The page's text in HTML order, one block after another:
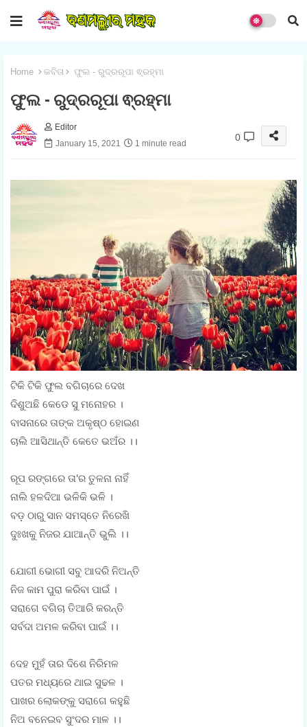
Home କବିତା ଫୁଲ - ରୁଦ୍ରରୂପା ଵ୍ରହ୍ମା
ଫୁଲ - ରୁଦ୍ରରୂପା ଵ୍ରହ୍ମା
Editor
January 15, 2021
1 minute read
0
ଟିକି ଟିକି ଫୁଲ ବଗିଚାରେ ଦେଖ
ଦିଶୁଅଛି କେଡେ ସୁ ମନୋହର ।
ବାସନାରେ ତାଙ୍କ ଅକୃଷ୍ଠ ହୋଇଣ
ଚାଲି ଆସିଥାନ୍ତି କେତେ ଭଅଁର ।।
ରୂପ ରଙ୍ଗରେ ତା'ର ତୁଳନା ନାହିଁ
ନାଲି ହଳଦିଆ ଭଳିକି ଭଳି ।
ବଡ଼ ଠାରୁ ସାନ ସମସ୍ତେ ନିରେଖି
ଦୁଃଖକୁ ନିଜର ଯାଆନ୍ତି ଭୁଲି ।।
ଯୋଗୀ ଭୋଗୀ ସବୁ ଆଦରି ନିଅନ୍ତି
ନିଜ କାମ ପୁରା କରିବା ପାଇଁ ।
ସରାଗେ ବଗିଚା ତିଆରି କରନ୍ତି
ସର୍ବଦା ଅମଳ କରିବା ପାଇଁ ।।
ଦେହ ମୁହଁ ତାର ଦିଶେ ନିରିମଳ
ପତର ମଧ୍ୟରେ ଥାଇ ସୁଢଳ ।
ପାଖର ଲୋକଙ୍କୁ ସରାଗେ କହୁଛି
ନିଅ ବନେଇବ ସୁଂଦର ମାଳ ।।